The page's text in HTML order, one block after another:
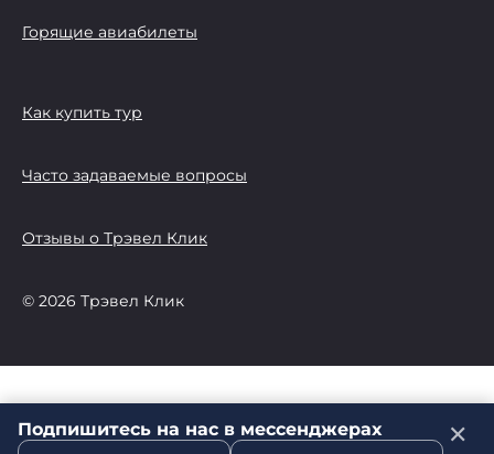
Горящие авиабилеты
Как купить тур
Часто задаваемые вопросы
Отзывы о Трэвел Клик
© 2026 Трэвел Клик
Подпишитесь на нас в мессенджерах
✕